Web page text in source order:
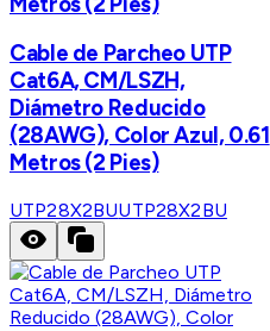
Cable de Parcheo UTP
Cat6A, CM/LSZH,
Diámetro Reducido
(28AWG), Color Azul, 0.61
Metros (2 Pies)
UTP28X2BUUTP28X2BU